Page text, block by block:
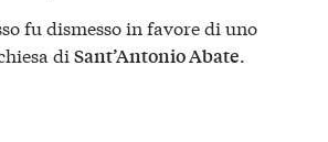
fu dismesso in favore di uno
di Sant’Antonio Abate.